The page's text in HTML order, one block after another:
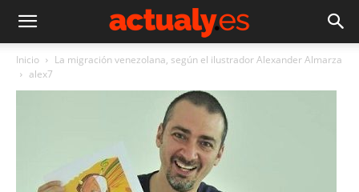
Inicio
La migración venezolana, según el ilustrador Alexander Almarza
alex7